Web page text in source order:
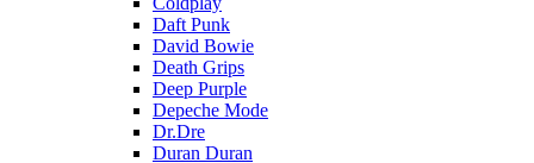
Daft Punk
David Bowie
Death Grips
Deep Purple
Depeche Mode
Dr.Dre
Duran Duran